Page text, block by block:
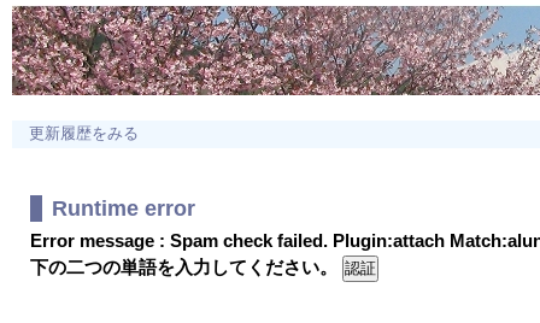
更新履歴をみる
Runtime error
Error message : Spam check failed. Plugin:attach
下の二つの単語を入力してください。